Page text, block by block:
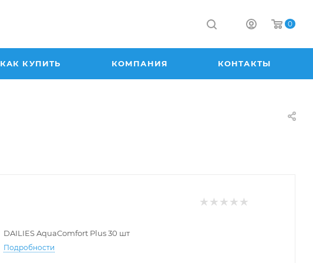
0
КАК КУПИТЬ КОМПАНИЯ КОНТАКТЫ
DAILIES AquaComfort Plus 30 шт
Подробности
-10.00 -9.50